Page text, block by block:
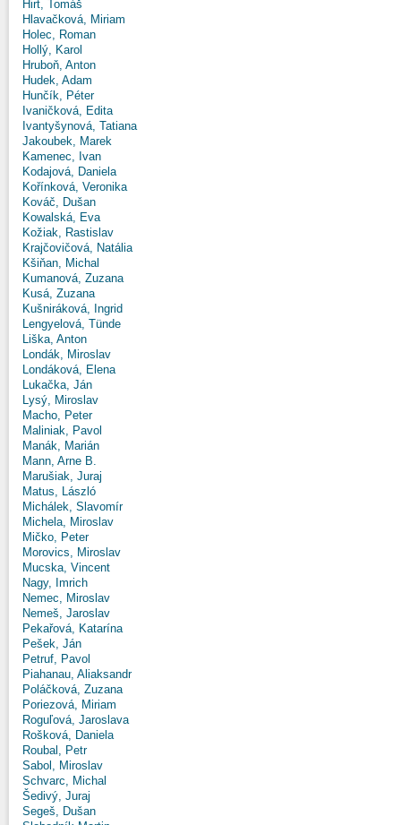
Hirt, Tomáš
Hlavačková, Miriam
Holec, Roman
Hollý, Karol
Hruboň, Anton
Hudek, Adam
Hunčík, Péter
Ivaničková, Edita
Ivantyšynová, Tatiana
Jakoubek, Marek
Kamenec, Ivan
Kodajová, Daniela
Kořínková, Veronika
Kováč, Dušan
Kowalská, Eva
Kožiak, Rastislav
Krajčovičová, Natália
Kšiňan, Michal
Kumanová, Zuzana
Kusá, Zuzana
Kušniráková, Ingrid
Lengyelová, Tünde
Liška, Anton
Londák, Miroslav
Londáková, Elena
Lukačka, Ján
Lysý, Miroslav
Macho, Peter
Maliniak, Pavol
Manák, Marián
Mann, Arne B.
Marušiak, Juraj
Matus, László
Michálek, Slavomír
Michela, Miroslav
Mičko, Peter
Morovics, Miroslav
Mucska, Vincent
Nagy, Imrich
Nemec, Miroslav
Nemeš, Jaroslav
Pekařová, Katarína
Pešek, Ján
Petruf, Pavol
Piahanau, Aliaksandr
Poláčková, Zuzana
Poriezová, Miriam
Roguľová, Jaroslava
Rošková, Daniela
Roubal, Petr
Sabol, Miroslav
Schvarc, Michal
Šedivý, Juraj
Segeš, Dušan